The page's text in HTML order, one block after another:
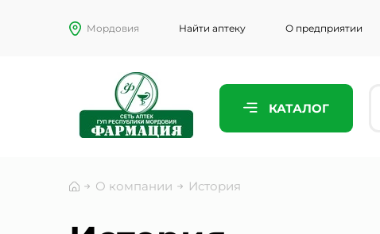
Мордовия Найти аптеку О предприятии
КАТАЛОГ
О компании История